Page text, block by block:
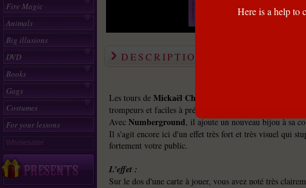
Fire Magic
Animals
Big illusions
DVD
Books
Gags
Costumes
For your lessons
Wholesaler
DESCRIPTION
Les tours de Mickaël Chatelain
trompeurs et faciles à présenter.
Avec Numberground, il ajoute un nouveau bijou à sa
Il s'agit encore ici d'un effet très fort et très visuel qui
fortement votre public.
L’effet :
Sur le dos d'une carte à jouer, vous avez noté très
Here is a help to